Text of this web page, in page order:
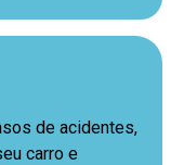
de acidentes,
carro e